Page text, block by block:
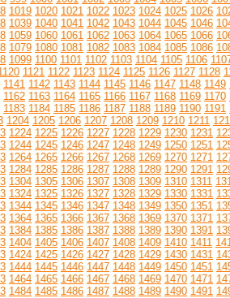
1019 1020 1021 1022 1023 1024 1025 1026
1039 1040 1041 1042 1043 1044 1045 1046
1059 1060 1061 1062 1063 1064 1065 1066
1079 1080 1081 1082 1083 1084 1085 1086
1099 1100 1101 1102 1103 1104 1105 1106
1121 1122 1123 1124 1125 1126 1127 1128
1141 1142 1143 1144 1145 1146 1147 1148 1149
1162 1163 1164 1165 1166 1167 1168 1169 1170
1183 1184 1185 1186 1187 1188 1189 1190 1191
1204 1205 1206 1207 1208 1209 1210 1211
1224 1225 1226 1227 1228 1229 1230 1231
1244 1245 1246 1247 1248 1249 1250 1251
1264 1265 1266 1267 1268 1269 1270 1271
1284 1285 1286 1287 1288 1289 1290 1291
1304 1305 1306 1307 1308 1309 1310 1311
1324 1325 1326 1327 1328 1329 1330 1331
1344 1345 1346 1347 1348 1349 1350 1351
1364 1365 1366 1367 1368 1369 1370 1371
1384 1385 1386 1387 1388 1389 1390 1391
1404 1405 1406 1407 1408 1409 1410 1411
1424 1425 1426 1427 1428 1429 1430 1431
1444 1445 1446 1447 1448 1449 1450 1451
1464 1465 1466 1467 1468 1469 1470 1471
1484 1485 1486 1487 1488 1489 1490 1491